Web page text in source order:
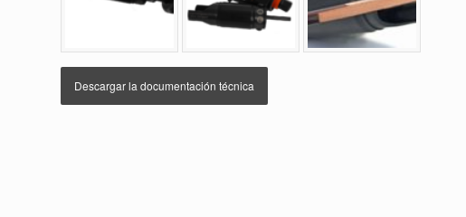
Descargar la documentación técnica